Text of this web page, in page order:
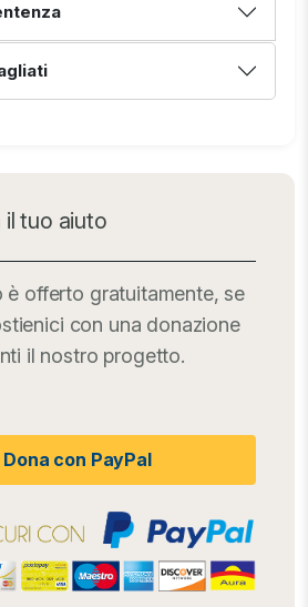
tuo aiuto
è offerto gratuitamente, se
con una donazione
il nostro progetto.
Dona con PayPal